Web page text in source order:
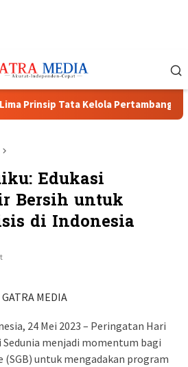
Tata Kelola Pertambangan
Edukasi
Bersih untuk
di Indonesia
GATRA MEDIA
24 Mei 2023 – Peringatan Hari
menjadi momentum bagi
(SGB) untuk mengadakan program